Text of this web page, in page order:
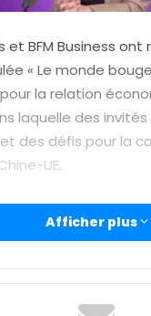
r
e
l
et BFM Business
« Le monde
la relation
laquelle des
des défis pour la
UE.
avoir confiance
: CGTN Français)
Afficher plus